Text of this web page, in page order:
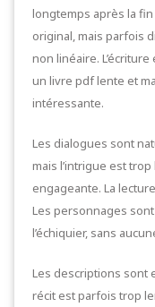
longtemps après la fin
original, mais parfois
non linéaire.
un livre pdf lente et
intéressante.
Les dialogues sont
mais l’intrigue est
engageante. La
Les personnages
l’échiquier, sans
Les descriptions sont
récit est parfois trop